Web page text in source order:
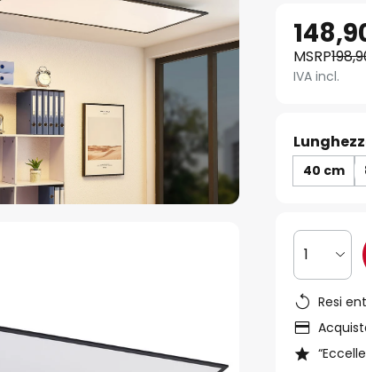
MSRP
IVA incl.
40 cm
1
Resi